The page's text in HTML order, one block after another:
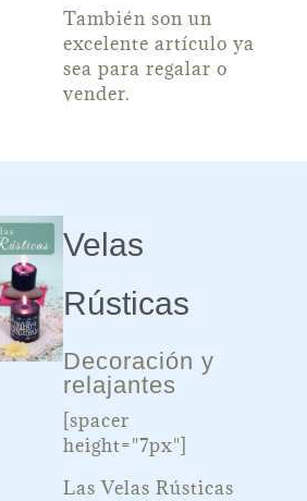
También son un
excelente artículo ya
sea para regalar o
vender.
Velas
Rústicas
Decoración y
relajantes
[spacer
height="7px"]
Las Velas Rústicas